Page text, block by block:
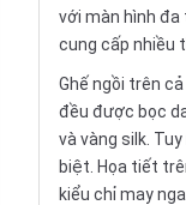
với màn hình
cung cấp nhiều
Ghế ngồi trên
đều được bọc
và vàng silk.
biệt. Họa tiết
kiểu chỉ may